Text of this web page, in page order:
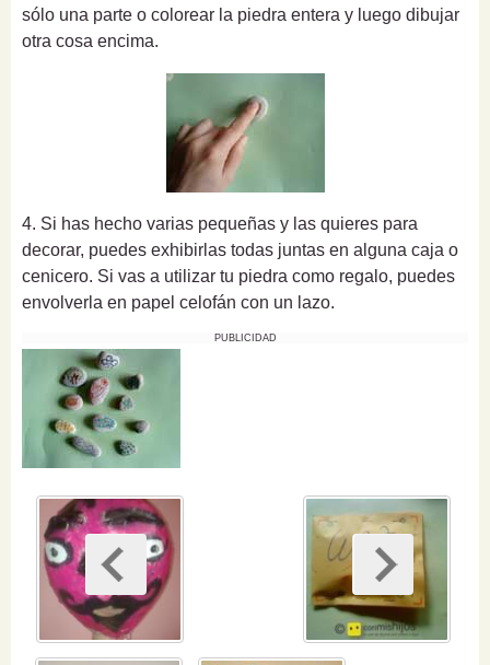
sólo una parte o colorear la piedra entera y luego dibujar
otra cosa encima.
4. Si has hecho varias pequeñas y las quieres para
decorar, puedes exhibirlas todas juntas en alguna caja o
cenicero. Si vas a utilizar tu piedra como regalo, puedes
envolverla en papel celofán con un lazo.
PUBLICIDAD